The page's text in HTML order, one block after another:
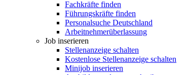
Fachkräfte finden
Führungskräfte finden
Personalsuche Deutschland
Arbeitnehmerüberlassung
Job inserieren
Stellenanzeige schalten
Kostenlose Stellenanzeige schalten
Minijob inserieren